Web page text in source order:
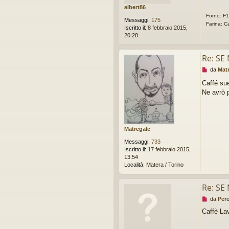
idi
albert86
Messaggi: 175
Iscritto il: 8 febbraio 2015,
20:28
g
i
e
g
e
r
Forno:
Farina:
Matregale
Messaggi: 733
Iscritto il: 17 febbraio 2015,
13:54
Località: Matera / Torino
Re: SE
M
s
s
r
e
da
Caffé
Ne avrò
Re: SE
M
s
da
Caffè